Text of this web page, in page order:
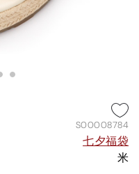
S00008784
七夕福袋
米